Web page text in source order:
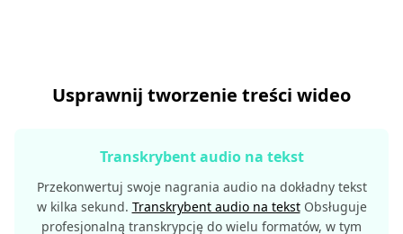
Usprawnij tworzenie treści wideo
Transkrybent audio na tekst
Przekonwertuj swoje nagrania audio na dokładny tekst
w kilka sekund. Transkrybent audio na tekstObsługuje
profesjonalną transkrypcję do wielu formatów, w tym